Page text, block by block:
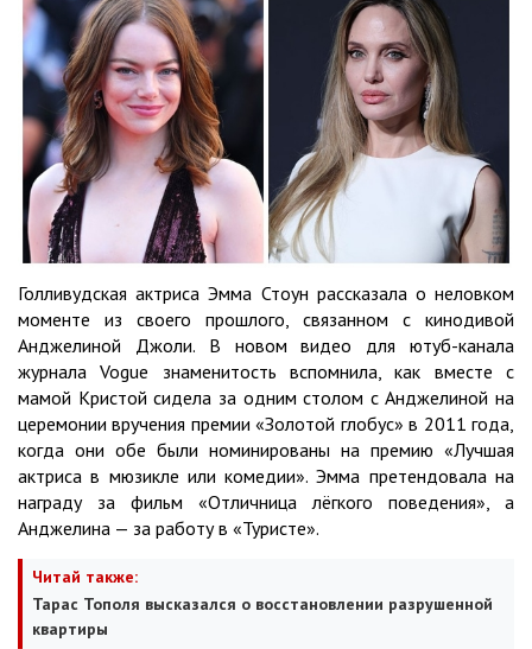
Голливудская актриса Эмма Стоун рассказала о неловком
моменте из своего прошлого, связанном с кинодивой
Анджелиной Джоли. В новом видео для ютуб-канала
журнала Vogue знаменитость вспомнила, как вместе с
мамой Кристой сидела за одним столом с Анджелиной на
церемонии вручения премии «Золотой глобус» в 2011 года,
когда они обе были номинированы на премию «Лучшая
актриса в мюзикле или комедии». Эмма претендовала на
награду за фильм «Отличница лёгкого поведения», а
Анджелина — за работу в «Туристе».
Читай также:
Тарас Тополя высказался о восстановлении разрушенной
квартиры